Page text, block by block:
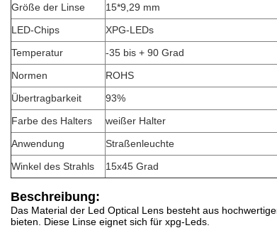
Größe der Linse
15*9,29 mm
LED-Chips
XPG-LEDs
Temperatur
-35 bis + 90 Grad
Normen
ROHS
Übertragbarkeit
93%
Farbe des Halters
weißer Halter
Anwendung
Straßenleuchte
Winkel des Strahls
15x45 Grad
Beschreibung:
Das Material der Led Optical Lens besteht aus
bieten. Diese Linse eignet sich für xpg-Leds.